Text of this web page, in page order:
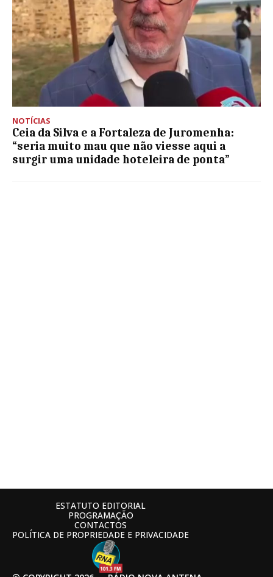
NOTÍCIAS
Ceia da Silva e a Fortaleza de Juromenha:
“seria muito mau que não viesse aqui a
surgir uma unidade hoteleira de ponta”
ESTATUTO EDITORIAL
PROGRAMAÇÃO
CONTACTOS
POLÍTICA DE PROPRIEDADE E PRIVACIDADE